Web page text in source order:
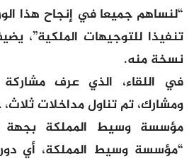
“لنساهم جميعا في إنجاح هذا
تنفيذا للتوجيهات الملكية”،
نسخة منه.
ومشارك، تم تناول مداخلات ثلاث،
مؤسسة وسيط المملكة
“مؤسسة وسيط المملكة، أي